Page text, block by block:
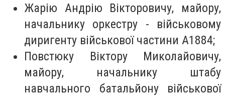
Жарію Андрію Вікторовичу, майору,
начальнику оркестру - військовому
диригенту військової частини А1884;
Повстюку Віктору Миколайовичу,
майору, начальнику штабу
навчального батальйону військової